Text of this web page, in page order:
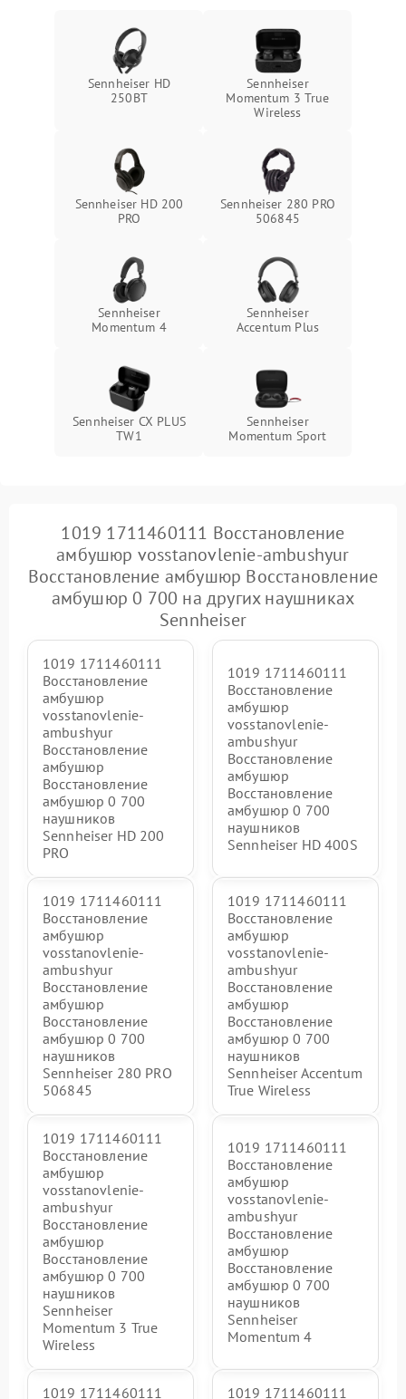
Sennheiser HD
250BT
Sennheiser
Momentum 3 True
Wireless
Sennheiser HD 200
PRO
Sennheiser 280 PRO
506845
Sennheiser
Momentum 4
Sennheiser
Accentum Plus
Sennheiser CX PLUS
TW1
Sennheiser
Momentum Sport
1019 1711460111 Восстановление
амбушюр vosstanovlenie-ambushyur
Восстановление амбушюр Восстановление
амбушюр 0 700 на других наушниках
Sennheiser
1019 1711460111
Восстановление
амбушюр
vosstanovlenie-
ambushyur
Восстановление
амбушюр
Восстановление
амбушюр 0 700
наушников
Sennheiser HD 200
PRO
1019 1711460111
Восстановление
амбушюр
vosstanovlenie-
ambushyur
Восстановление
амбушюр
Восстановление
амбушюр 0 700
наушников
Sennheiser HD 400S
1019 1711460111
Восстановление
амбушюр
vosstanovlenie-
ambushyur
Восстановление
амбушюр
Восстановление
амбушюр 0 700
наушников
Sennheiser 280 PRO
506845
1019 1711460111
Восстановление
амбушюр
vosstanovlenie-
ambushyur
Восстановление
амбушюр
Восстановление
амбушюр 0 700
наушников
Sennheiser Accentum
True Wireless
1019 1711460111
Восстановление
амбушюр
vosstanovlenie-
ambushyur
Восстановление
амбушюр
Восстановление
амбушюр 0 700
наушников
Sennheiser
Momentum 3 True
Wireless
1019 1711460111
Восстановление
амбушюр
vosstanovlenie-
ambushyur
Восстановление
амбушюр
Восстановление
амбушюр 0 700
наушников
Sennheiser
Momentum 4
1019 1711460111 1019 1711460111